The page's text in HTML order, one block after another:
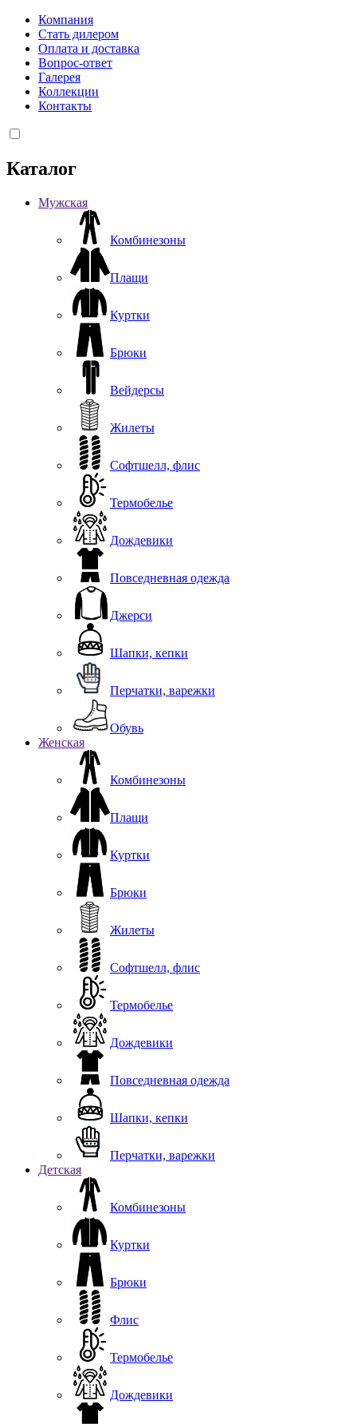
Компания
Стать дилером
Оплата и доставка
Вопрос-ответ
Галерея
Коллекции
Контакты
Каталог
Мужская
Комбинезоны
Плащи
Куртки
Брюки
Вейдерсы
Жилеты
Софтшелл, флис
Термобелье
Дождевики
Повседневная одежда
Джерси
Шапки, кепки
Перчатки, варежки
Обувь
Женская
Комбинезоны
Плащи
Куртки
Брюки
Жилеты
Софтшелл, флис
Термобелье
Дождевики
Повседневная одежда
Шапки, кепки
Перчатки, варежки
Детская
Комбинезоны
Куртки
Брюки
Флис
Термобелье
Дождевики